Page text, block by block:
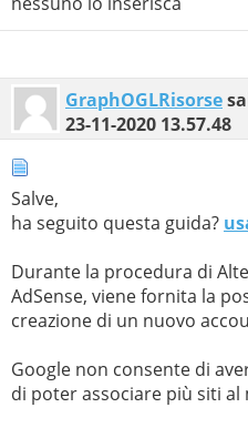
GraphOGLRisorse
23-11-2020 13.57.48
Salve,
ha seguito questa guida?
Durante la procedura di
AdSense, viene fornita la
creazione di un nuovo
Google non consente di
di poter associare più siti al